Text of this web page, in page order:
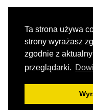
Ta strona używa
strony wyrażasz
zgodnie z
przeglądarki.